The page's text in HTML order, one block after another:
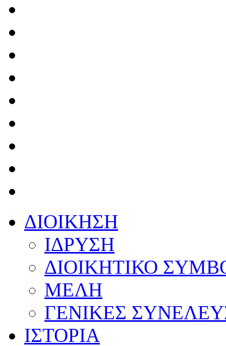
ΔΙΟΙΚΗΣΗ
ΙΔΡΥΣΗ
ΔΙΟΙΚΗΤΙΚΟ
ΜΕΛΗ
ΓΕΝΙΚΕΣ
ΙΣΤΟΡΙΑ